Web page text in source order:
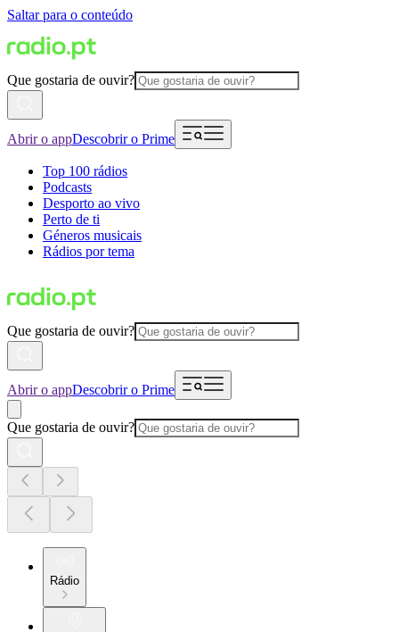
Saltar para o conteúdo
Que gostaria de ouvir?
Abrir o appDescobrir o Prime
Top 100 rádios
Podcasts
Desporto ao vivo
Perto de ti
Géneros musicais
Rádios por tema
Que gostaria de ouvir?
Abrir o appDescobrir o Prime
Que gostaria de ouvir?
Rádio